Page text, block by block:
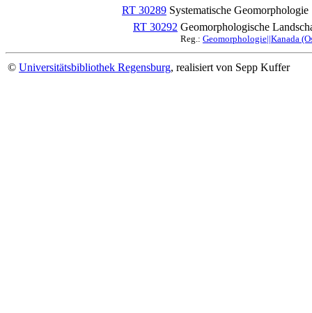
RT 30289 Systematische Geomorphologie
RT 30292 Geomorphologische
Reg.: Geomorphologie||Kanada
© Universitätsbibliothek Regensburg, realisiert von Sepp Kuffer